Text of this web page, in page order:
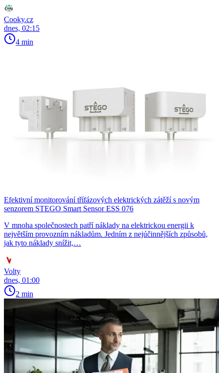
Cooky.cz
dnes, 02:15
4 min
Efektivní monitorování třífázových elektrických zátěží s novým
senzorem STEGO Smart Sensor ESS 076
V mnoha společnostech patří náklady na elektrickou energii k
největším provozním nákladům. Jedním z nejúčinnějších způsobů,
jak tyto náklady snížit,…
Volty
dnes, 01:00
2 min